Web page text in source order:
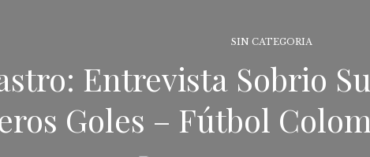
SIN CATEGORIA
Entrevista Sobrio
Goles – Fútbol